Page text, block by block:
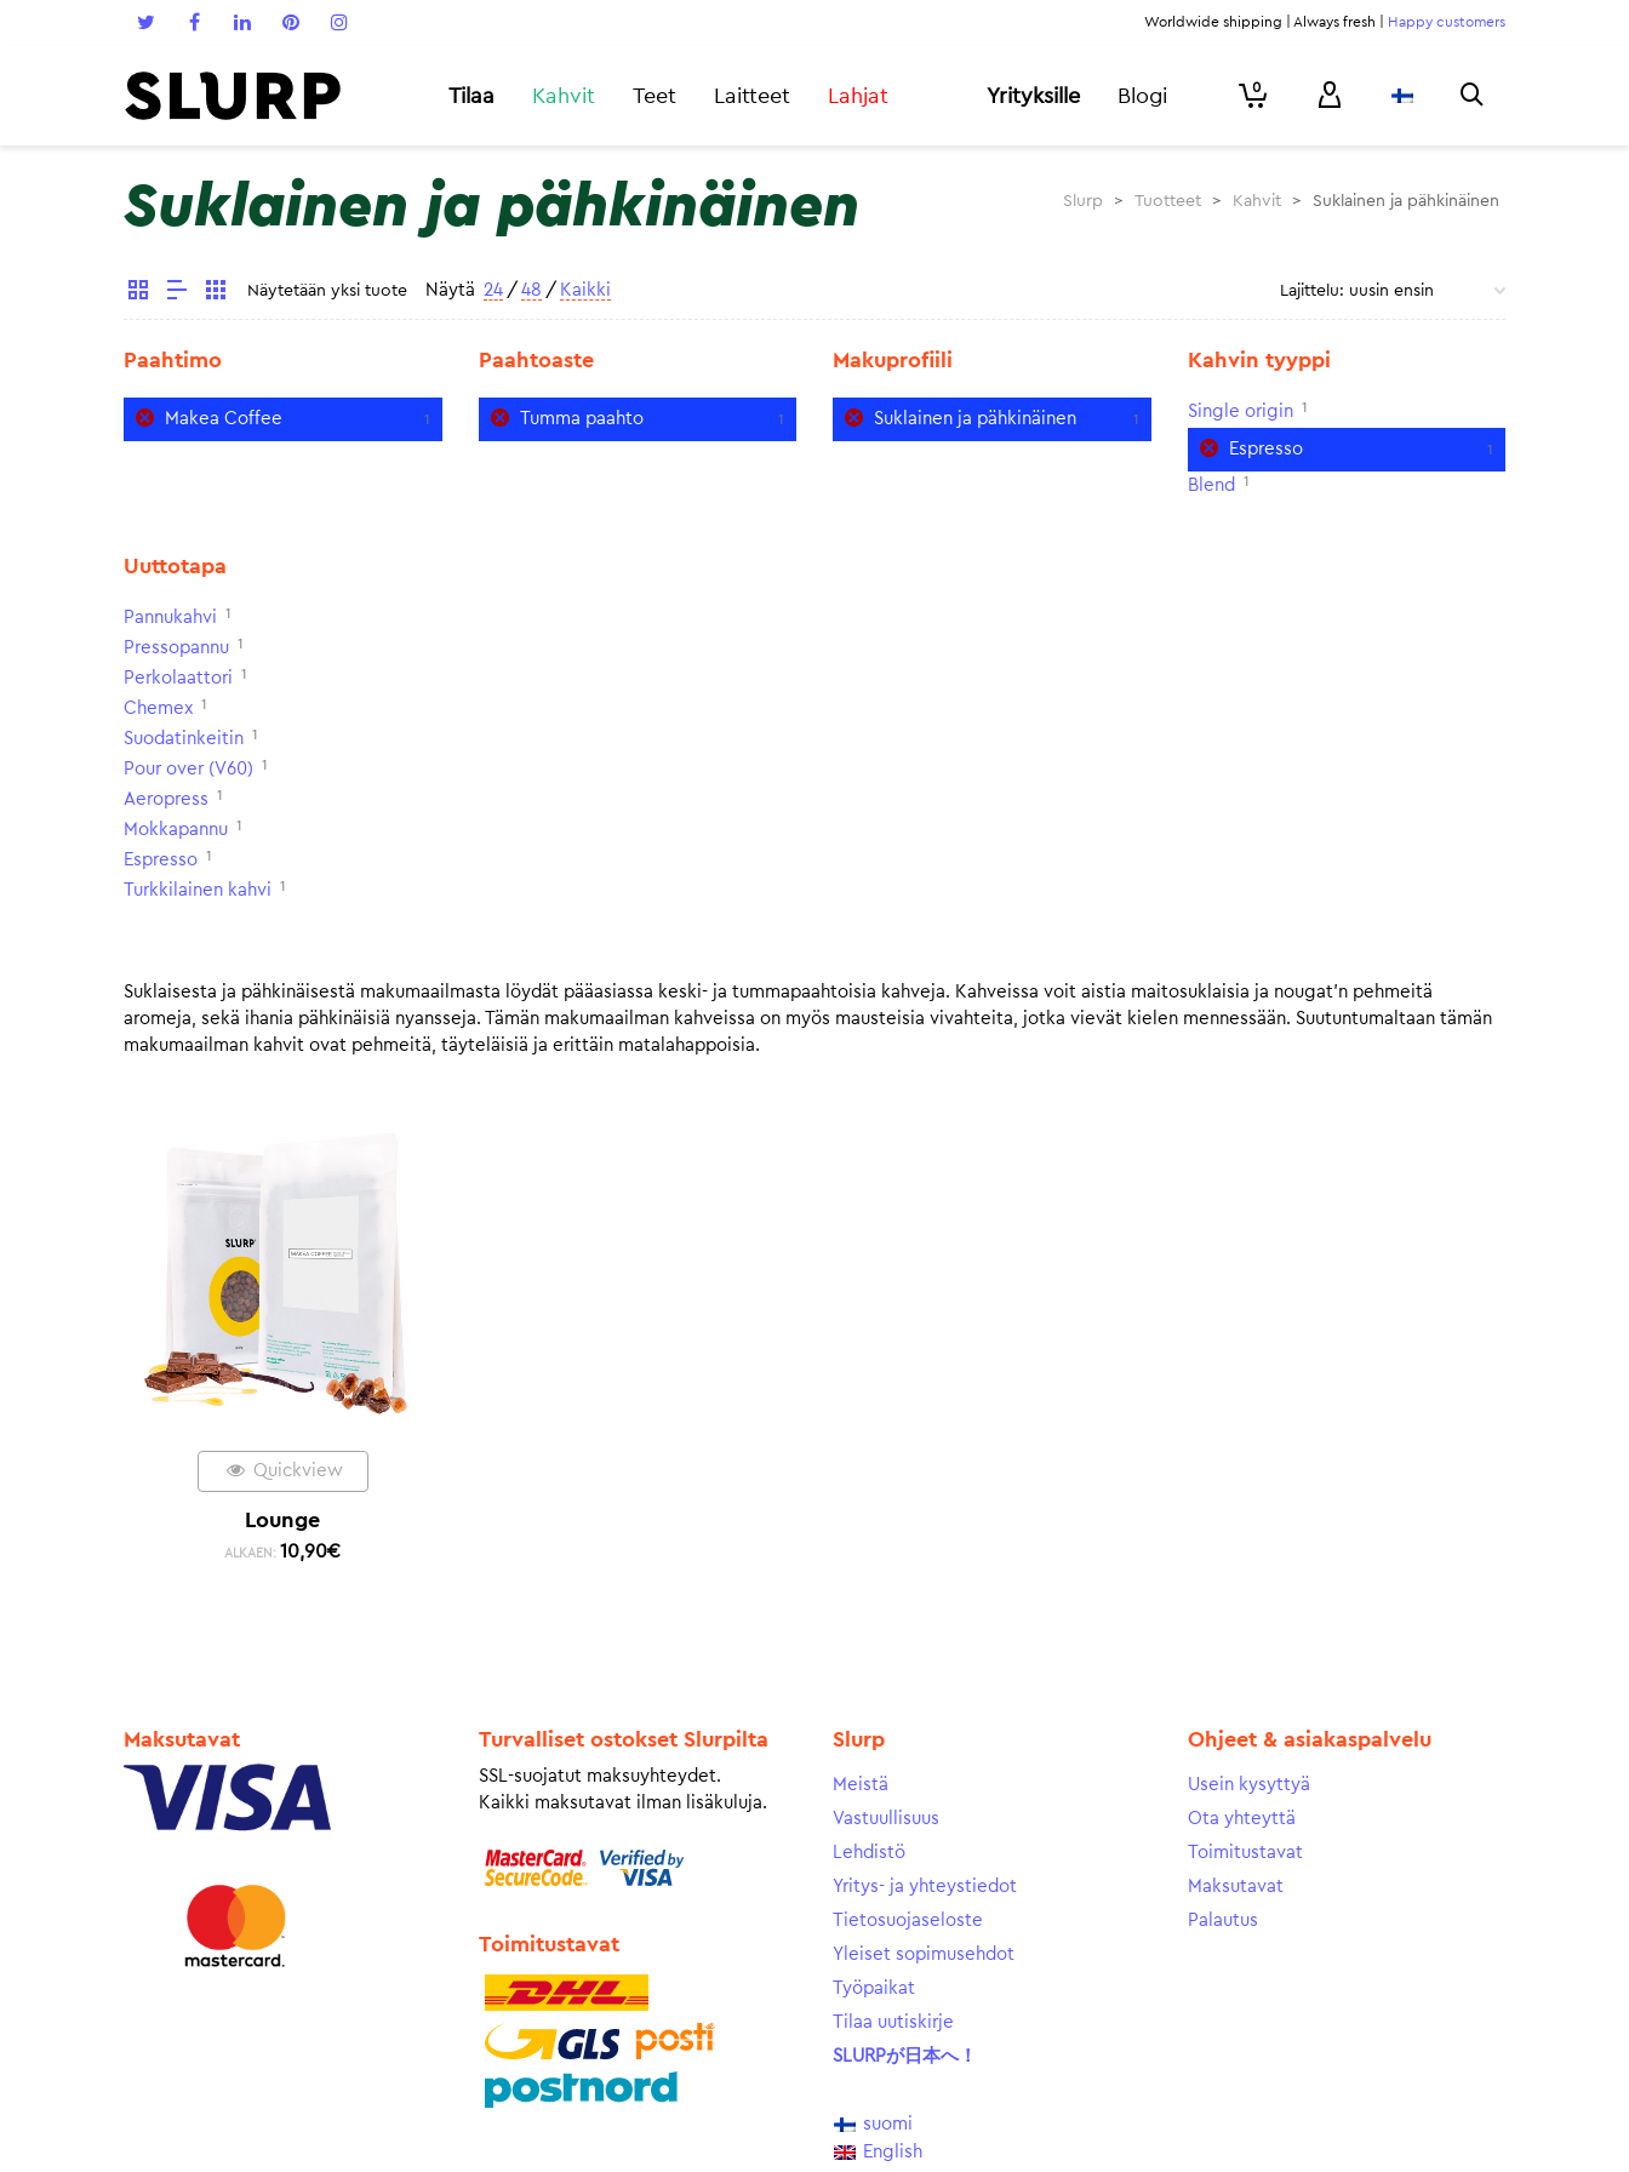
Worldwide shipping | Always fresh | Happy customers
Tilaa Kahvit Teet Laitteet Lahjat Yrityksille Blogi 0
Suklainen ja pähkinäinen Slurp > Tuotteet > Kahvit > Suklainen ja pähkinäinen
Näytetään yksi tuote Näytä 24 / 48 / Kaikki
Paahtimo
Makea Coffee 1
Paahtoaste
Tumma paahto 1
Makuprofiili
Suklainen ja pähkinäinen 1
Kahvin tyyppi
Single origin 1
Espresso 1
Blend 1
Uuttotapa
Pannukahvi 1
Pressopannu 1
Perkolaattori 1
Chemex 1
Suodatinkeitin 1
Pour over (V60) 1
Aeropress 1
Mokkapannu 1
Espresso 1
Turkkilainen kahvi 1
Suklaisesta ja pähkinäisestä makumaailmasta löydät pääasiassa keski- ja tummapaahtoisia kahveja. Kahveissa voit aistia maitosuklaisia ja nougat’n pehmeitä
aromeja, sekä ihania pähkinäisiä nyansseja. Tämän makumaailman kahveissa on myös mausteisia vivahteita, jotka vievät kielen mennessään. Suutuntumaltaan tämän
makumaailman kahvit ovat pehmeitä, täyteläisiä ja erittäin matalahappoisia.
Quickview
Lounge
ALKAEN: 10,90€
Maksutavat Turvalliset ostokset Slurpilta
SSL-suojatut maksuyhteydet.
Kaikki maksutavat ilman lisäkuluja.
Toimitustavat
Slurp
Meistä
Vastuullisuus
Lehdistö
Yritys- ja yhteystiedot
Tietosuojaseloste
Yleiset sopimusehdot
Työpaikat
Tilaa uutiskirje
SLURPが日本へ！
suomi
English
Ohjeet & asiakaspalvelu
Usein kysyttyä
Ota yhteyttä
Toimitustavat
Maksutavat
Palautus